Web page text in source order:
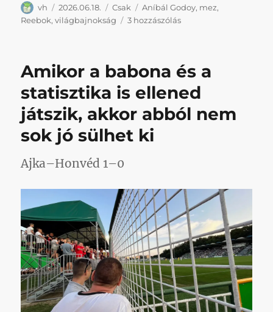
Szerző
vh Közzétéve
2026.06.18. Kategória
Csak Címke
Aníbál Godoy, mez,
Reebok,világbajnokság 3 hozzászólásAz
pályára
a
világbajnokságon
című
Amikor a babona és a
statisztika is ellened
játszik, akkor abból nem
sok jó sülhet ki
Ajka–Honvéd 1–0